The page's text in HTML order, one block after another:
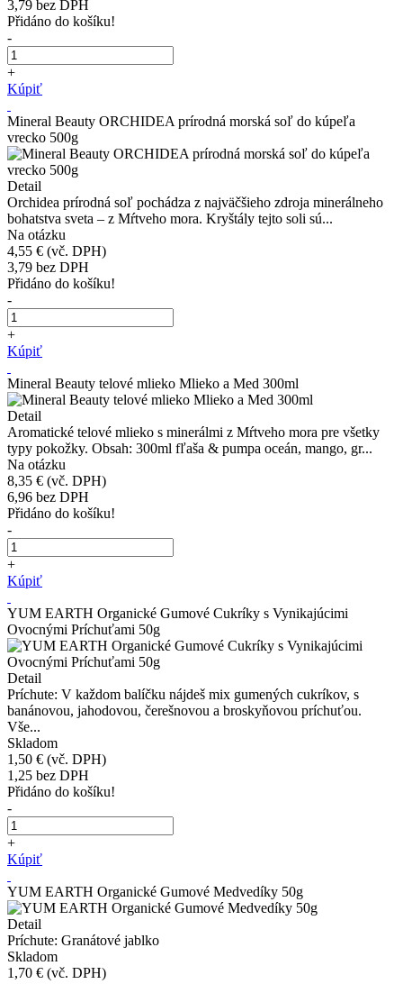
3,79 bez DPH
Přidáno do košíku!
-
+
Kúpiť
Mineral Beauty ORCHIDEA prírodná morská soľ do kúpeľa
vrecko 500g
Detail
Orchidea prírodná soľ pochádza z najväčšieho zdroja minerálneho
bohatstva sveta – z Mŕtveho mora. Kryštály tejto soli sú...
Na otázku
4,55 € (vč. DPH)
3,79 bez DPH
Přidáno do košíku!
-
+
Kúpiť
Mineral Beauty telové mlieko Mlieko a Med 300ml
Detail
Aromatické telové mlieko s minerálmi z Mŕtveho mora pre všetky
typy pokožky. Obsah: 300ml fľaša & pumpa oceán, mango, gr...
Na otázku
8,35 € (vč. DPH)
6,96 bez DPH
Přidáno do košíku!
-
+
Kúpiť
YUM EARTH Organické Gumové Cukríky s Vynikajúcimi
Ovocnými Príchuťami 50g
Detail
Príchute: V každom balíčku nájdeš mix gumených cukríkov, s
banánovou, jahodovou, čerešnovou a broskyňovou príchuťou.
Vše...
Skladom
1,50 € (vč. DPH)
1,25 bez DPH
Přidáno do košíku!
-
+
Kúpiť
YUM EARTH Organické Gumové Medvedíky 50g
Detail
Príchute: Granátové jablko
Skladom
1,70 € (vč. DPH)